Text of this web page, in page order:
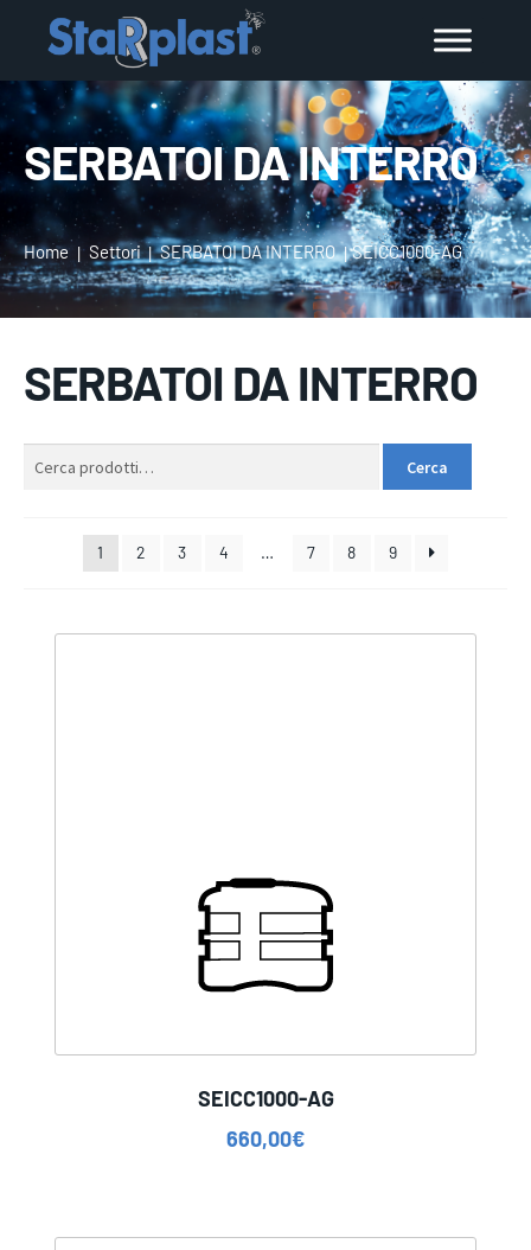
SERBATOI DA INTERRO
Home Settori SERBATOI DA INTERRO SEICC1000-AG
SERBATOI DA INTERRO
Cerca
1 2 3 4 … 7 8 9
SEICC1000-AG
660,00€